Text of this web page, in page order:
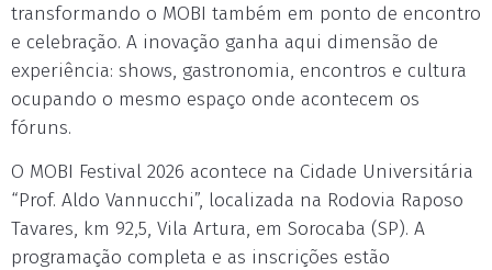
transformando o MOBI também em ponto de encontro
e celebração. A inovação ganha aqui dimensão de
experiência: shows, gastronomia, encontros e cultura
ocupando o mesmo espaço onde acontecem os
fóruns.
O MOBI Festival 2026 acontece na Cidade Universitária
“Prof. Aldo Vannucchi”, localizada na Rodovia Raposo
Tavares, km 92,5, Vila Artura, em Sorocaba (SP). A
programação completa e as inscrições estão